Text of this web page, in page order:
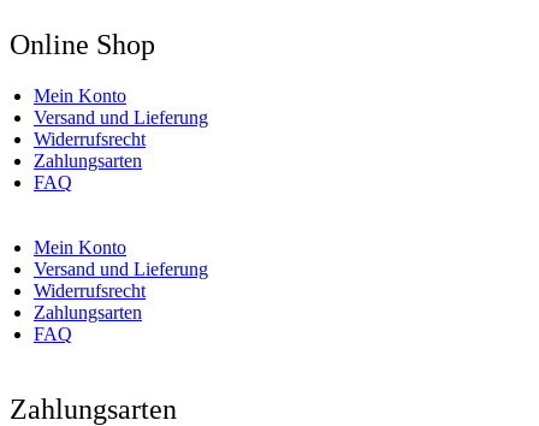
Online Shop
Mein Konto
Versand und Lieferung
Widerrufsrecht
Zahlungsarten
FAQ
Mein Konto
Versand und Lieferung
Widerrufsrecht
Zahlungsarten
FAQ
Zahlungsarten